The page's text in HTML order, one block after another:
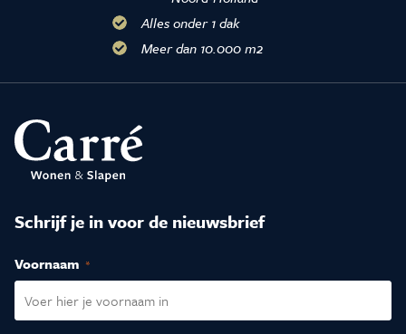
Alles onder 1 dak
Meer dan 10.000 m2
Schrijf je in voor de nieuwsbrief
Voornaam (Vereist)